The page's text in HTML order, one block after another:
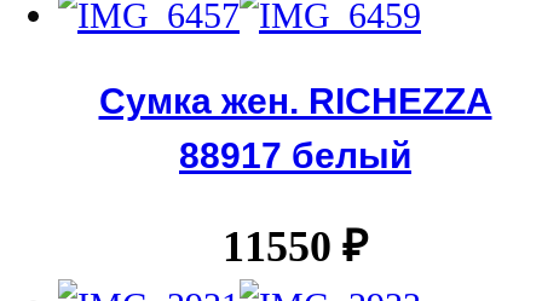
Сумка жен. RICHEZZA
88917 белый
11550 ₽